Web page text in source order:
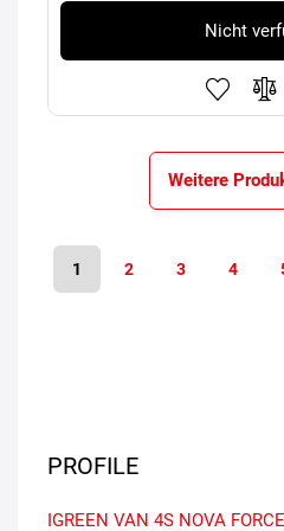
Nicht
Weitere
1 2 3 4
PROFILE
IGREEN VAN 4S NOVA